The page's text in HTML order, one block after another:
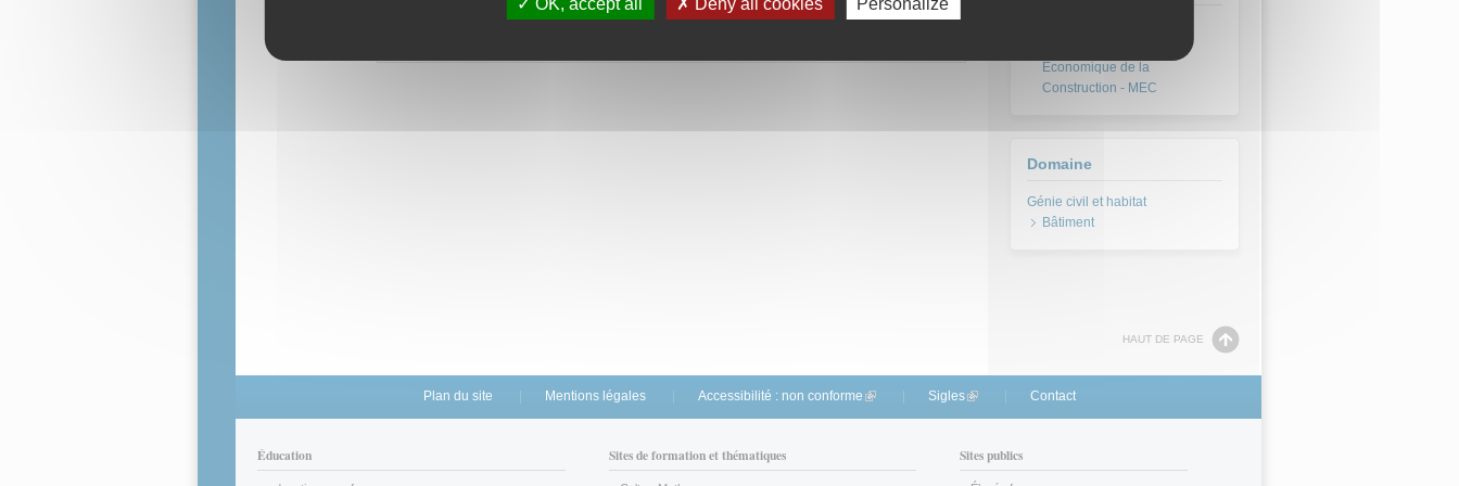
Situation : Préparation de la réponse à l’appel d’offres : étude détaillée de l’ouvrage
Économique de la
Construction - MEC
Domaine
Bâtiment
HAUT DE PAGE
Plan du site Mentions légales Accessibilité : non conforme (link is external)
Sigles(link is external)
Contact
Éducation Sites de formation et thématiques Sites publics
OK, accept all Deny all cookies Personalize